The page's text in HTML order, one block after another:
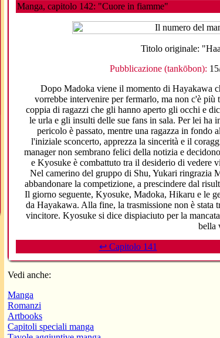
Manga, capitolo 142: "Cuore in fiamme"
Titolo originale:
Pubblicazione (tankōbon):
Dopo Madoka viene il momento di Hayakawa
vorrebbe intervenire per fermarlo, ma non c'è
coppia di ragazzi che gli hanno aperto gli occhi e
le urla e gli insulti delle sue fans in sala. Per lei ha
pericolo è passato, mentre una ragazza in
l'iniziale sconcerto, apprezza la sincerità e il
manager non sembrano felici della notizia e
e Kyosuke è combattuto tra il desiderio di vedere
Nel camerino del gruppo di Shu, Yukari ringrazia
abbandonare la competizione, a prescindere dal
Il giorno seguente, Kyosuke, Madoka, Hikaru e le
da Hayakawa. Alla fine, la trasmissione non è stata
vincitore. Kyosuke si dice dispiaciuto per la
bella
↩ Capitolo 141
Vedi anche:
Manga
Romanzi
Artbooks
Capitoli speciali manga